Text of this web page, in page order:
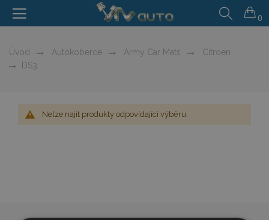
0
Úvod Autokoberce Army Car Mats
Citroen
DS3
Nelze najít produkty odpovídající výběru.